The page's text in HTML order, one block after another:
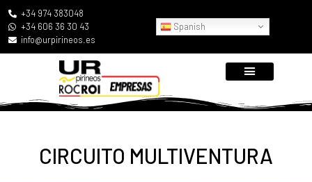
+34 974 383048
+34 606 36 30 43
info@urpirineos.es
Spanish
CIRCUITO MULTIVENTURA